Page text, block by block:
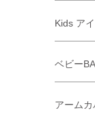
Kids ア
ベビー
アームカ